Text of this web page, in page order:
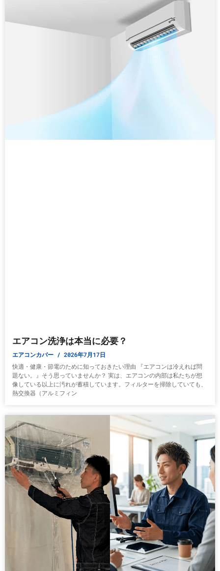
エアコン洗浄は本当に必要？
エアコンカバー 2026年7月17日
快適・健康・節電のために知っておきたい理由 『エアコンは冷えれば問
題ない。』そう思っていませんか？ 実は、エアコンの内部は私たちが想
像している以上に汚れが蓄積しています。フィルターを掃除していても、
熱交換器（アルミフィン